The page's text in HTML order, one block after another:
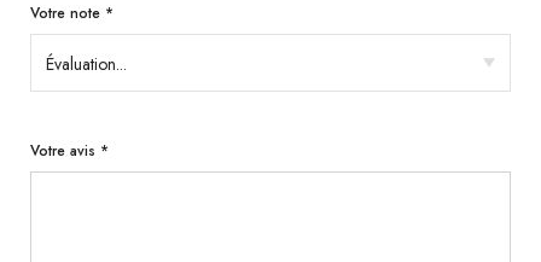
Votre note *
Votre avis *